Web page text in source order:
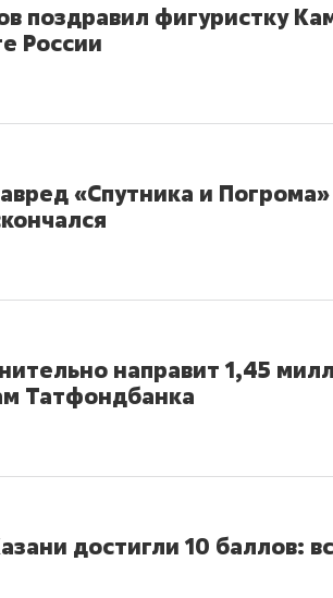
поздравил фигуристку
России
«Спутника и
направит 1,45
Татфондбанка
достигли 10 баллов: